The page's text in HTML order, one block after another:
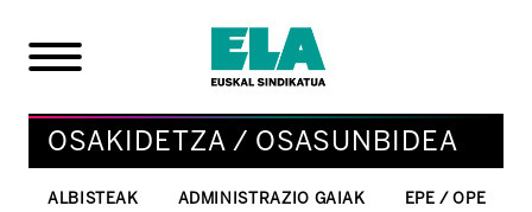
OSAKIDETZA / OSASUNBIDEA
ALBISTEAK ADMINISTRAZIO GAIAK EPE / OPE